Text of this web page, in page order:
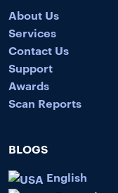
About Us
Services
Contact Us
Support
Awards
Scan Reports
BLOGS
English